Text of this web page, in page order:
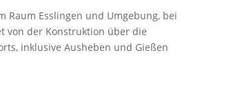
Raum Esslingen und Umgebung, bei
von der Konstruktion über die
inklusive Ausheben und Gießen